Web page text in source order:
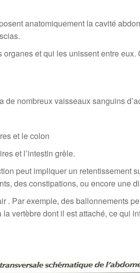
anatomiquement la cavité
et qui les unissent entre
de nombreux vaisseaux sanguins
et le colon
et l’intestin grêle.
peut impliquer un retentissement
des constipations, ou encore une
. Par exemple, des ballonnements
vertèbre dont il est attaché, ce